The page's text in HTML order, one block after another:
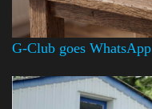
G-Club goes